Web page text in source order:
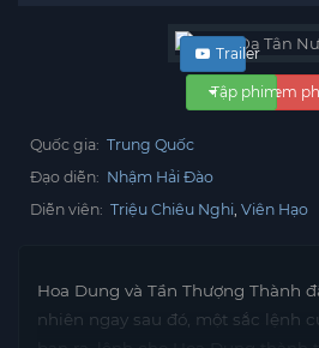
Xem
Trailer
Tập phim
Quốc gia: Trung Quốc
Đạo diễn: Nhậm Hải Đào
Diễn viên: Triệu Chiêu Nghi Viên Hạo
Hoa Dung và Tần Thượng Thành
nhiên ngay sau đó, một sắc lệnh